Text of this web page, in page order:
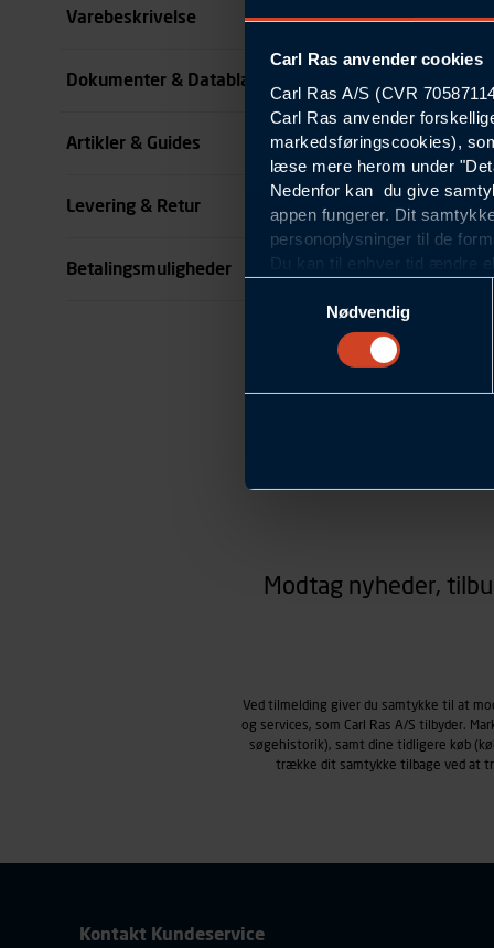
Carl Ras anvender cookies
Carl Ras A/S (CVR
Carl Ras anvender
markedsføringscookies),
læse mere herom under
Nedenfor kan du give
appen fungerer. Dit
personoplysninger til de
Statistikcookies
Carl Ras anvender
hjemmeside og apps,
færden på siderne,
informationer om
hjemmesiden ser ud eller
Carl Ras anvender
henblik på markedsføring,
personoplysninger om
Vi henviser endvidere til
personoplysninger.
Nødvendig
Størrelse
se all specifikationer
Varebeskrivelse
Dokumenter & Datablade
Artikler & Guides
Levering & Retur
Betalingsmuligheder
Modtag nyheder,
Ved tilmelding giver du samtykke til at
og services, som Carl Ras A/S tilbyder.
søgehistorik), samt dine tidligere køb
trække dit samtykke tilbage ved at
Kontakt Kundeservice